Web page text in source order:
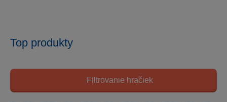
Top produkty
Filtrovanie hračiek